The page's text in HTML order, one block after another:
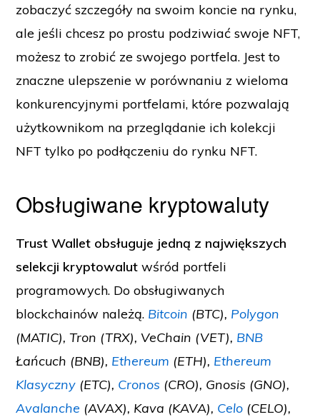
zobaczyć szczegóły na swoim koncie na rynku,
ale jeśli chcesz po prostu podziwiać swoje NFT,
możesz to zrobić ze swojego portfela. Jest to
znaczne ulepszenie w porównaniu z wieloma
konkurencyjnymi portfelami, które pozwalają
użytkownikom na przeglądanie ich kolekcji
NFT tylko po podłączeniu do rynku NFT.
Obsługiwane kryptowaluty
Trust Wallet obsługuje jedną z największych
selekcji kryptowalut wśród portfeli
programowych. Do obsługiwanych
blockchainów należą. Bitcoin (BTC), Polygon
(MATIC), Tron (TRX), VeChain (VET), BNB
Łańcuch (BNB), Ethereum (ETH), Ethereum
Klasyczny (ETC), Cronos (CRO), Gnosis (GNO),
Avalanche (AVAX), Kava (KAVA), Celo (CELO),